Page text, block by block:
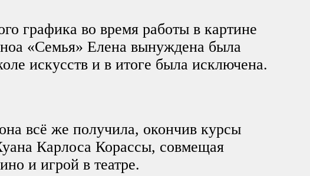
графика во время работы в картине
«Семья» Елена вынуждена была
искусств и в итоге была исключена.
всё же получила, окончив курсы
Карлоса Корассы, совмещая
и игрой в театре.